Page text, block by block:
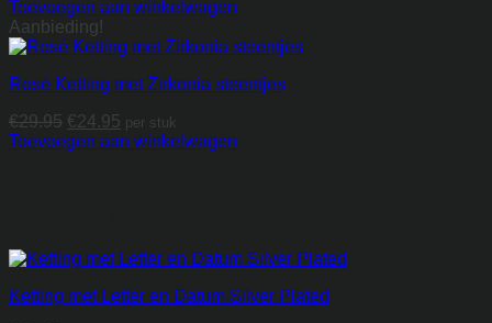
prijs
was:
€69.95.
prijs
€49.95.
Toevoegen aan winkelwagen
Aanbieding!
Rosé Ketting met Zirkonia steentjes
€29.95 Oorspronkelijke
prijs
€24.95 Huidige
prijs
per stuk
Toevoegen aan winkelwagen
Ketting met Letter en Datum Silver Plated